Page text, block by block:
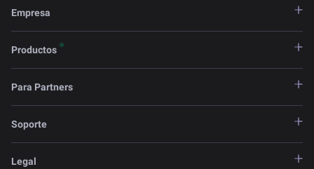
Empresa
Productos
Para Partners
Soporte
Legal